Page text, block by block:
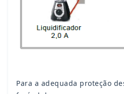
Para a adequada proteção